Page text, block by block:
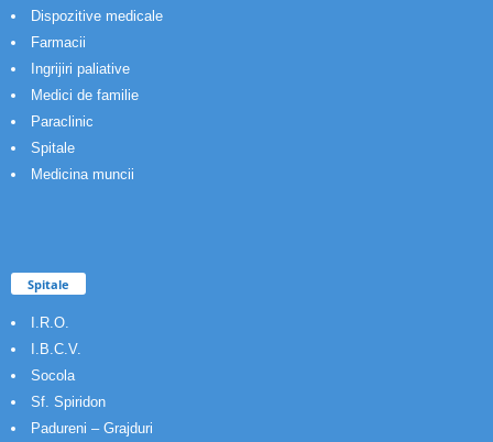
Dispozitive medicale
Farmacii
Ingrijiri paliative
Medici de familie
Paraclinic
Spitale
Medicina muncii
Spitale
I.R.O.
I.B.C.V.
Socola
Sf. Spiridon
Padureni – Grajduri